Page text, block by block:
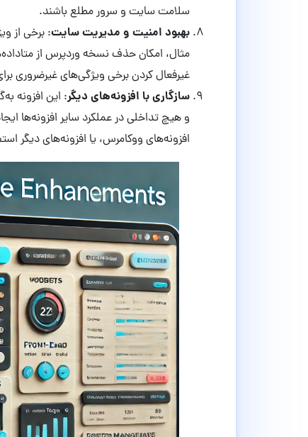
سلامت سایت و سرور مطلع باشند.
بهبود امنیت و مدیریت سایت: برخی از
مثال، امکان حذف نسخه وردپرس از
غیرفعال کردن برخی ویژگی‌های غیرضروری
سازگاری با افزونه‌های دیگر: این افزونه
و هیچ تداخلی در عملکرد سایر افزونه‌ها
افزونه‌های ووکامرس، یا افزونه‌های دیگر